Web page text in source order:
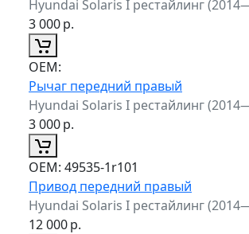
Hyundai Solaris I рестайлинг
3 000р.
ОЕМ:
Рычаг передний правый
Hyundai Solaris I рестайлинг
3 000р.
ОЕМ: 49535-1r101
Привод передний правый
Hyundai Solaris I рестайлинг
12 000р.